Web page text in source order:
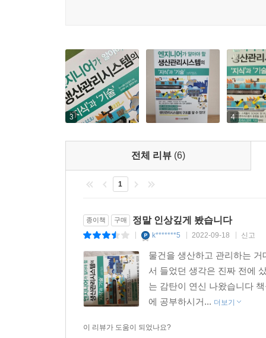
3 4
전체 리뷰 (6)
1
종이책 구매 정말 인상깊게 봤습니다
k*******5 2022-09-18 신고
물건을 생산하고 관리하는
서 들었던 생각은 진짜 전에
는 감탄이 연신 나왔습니다
에 공부하시거... 더보기
이 리뷰가 도움이 되었나요?